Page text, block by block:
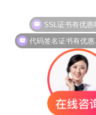
代